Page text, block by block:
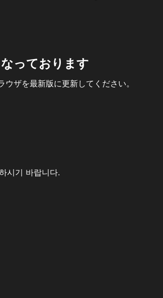
っております
ザを最新版に更新してください。
시기 바랍니다.